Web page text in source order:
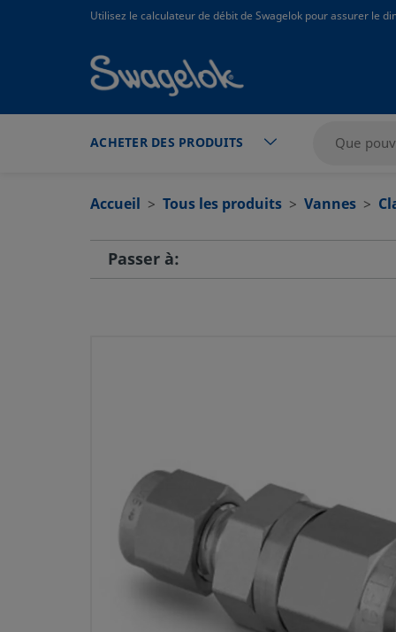
text.skipToContent
text.skipToNavigationUtilisez le calculateur de débit de Swagelok pour assurer le
ACHETER DES PRODUITS
Accueil Tous les produits Vannes
CLAPET ANTI-RETOUR 413 BAR
ACIER INOXYDABLE,
SWAGELOK 12 MM, 0,69
Passer à: